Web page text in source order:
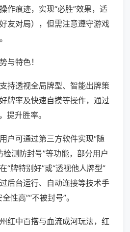
作痕迹，实现“必胜”效果，适
友对局），但需注意遵守游戏
与特色！
持透视全局牌型、智能出牌策
牌率及快速自摸等操作，通过
提升胜率。
户可通过第三方软件实现“随
检测防封号”等功能，部分用户
“牌特别好”或“透视他人牌型”
后台运行、自动连接等技术手
性高”“不被封号”。
红中百搭与血流成河玩法，红